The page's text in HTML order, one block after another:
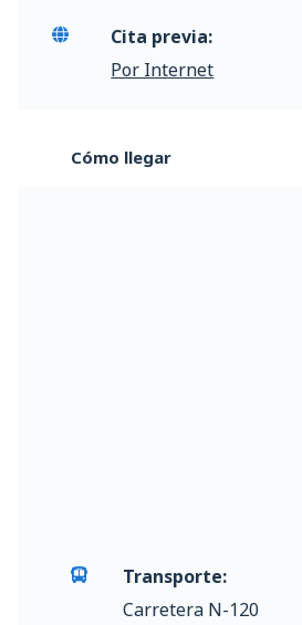
Cita previa:
Por Internet
Cómo llegar
Transporte:
Carretera N-120